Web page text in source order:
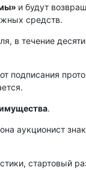
и будут
средств.
в течение десяти
подписания
.
аукционист
стартовый